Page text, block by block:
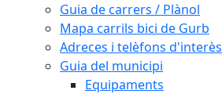
Guia de carrers / Plànol
Mapa carrils bici de Gurb
Adreces i telèfons d'interès
Guia del municipi
Equipaments